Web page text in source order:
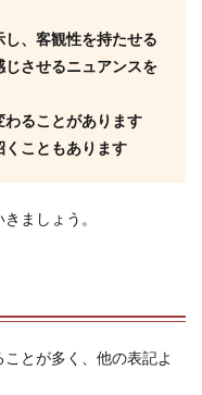
し、客観性を持たせる
じさせるニュアンスを
わることがあります
くこともあります
ましょう。
とが多く、他の表記よ